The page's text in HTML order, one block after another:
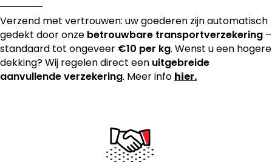
Verzend met vertrouwen: uw goederen zijn automatisch
gedekt door onze betrouwbare transportverzekering –
standaard tot ongeveer €10 per kg. Wenst u een hogere
dekking? Wij regelen direct een uitgebreide
aanvullende verzekering. Meer info hier.